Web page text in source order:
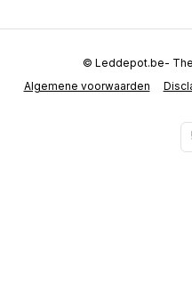
Algemene voorwaarden
© Leddepot.be-